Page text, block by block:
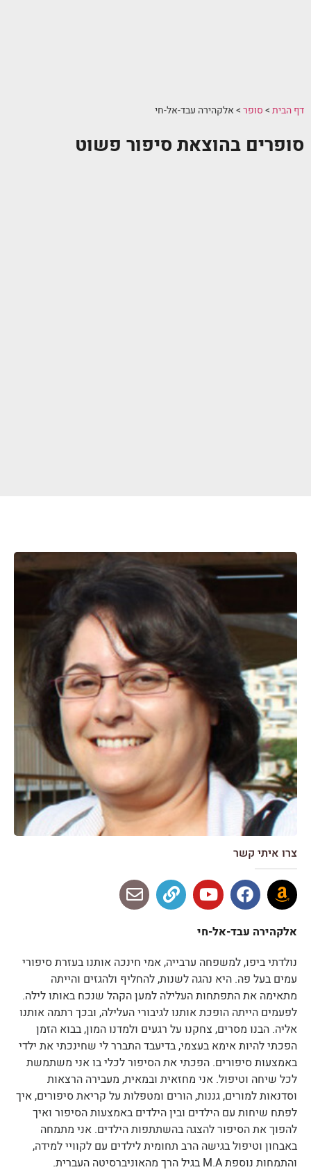
דף הבית > סופר > אלקהירה עבד-אל-חי
סופרים בהוצאת סיפור פשוט
צרו איתי קשר
אלקהירה עבד-אל-חי
נולדתי ביפו, למשפחה ערבייה, אמי חינכה אותנו בעזרת סיפורי
עמים בעל פה. היא נהגה לשנות, להחליף ולהגזים והייתה
מתאימה את התפתחות העלילה למען הקהל שנכח באותו לילה.
לפעמים הייתה הופכת אותנו לגיבורי העלילה, ובכך רתמה אותנו
אליה. הבנו מסרים, צחקנו על רגעים ולמדנו המון, בבוא הזמן
הפכתי להיות אימא בעצמי, בדיעבד התברר לי שחינכתי את ילדי
באמצעות סיפורים. הפכתי את הסיפור לכלי בו אני משתמשת
לכל שיחה וטיפול. אני מחזאית ובמאית, מעבירה הרצאות
וסדנאות למורים, גננות, הורים ומטפלות על קריאת סיפורים, איך
לפתח שיחות עם הילדים ובין הילדים באמצעות הסיפור ואיך
להפוך את הסיפור להצגה בהשתתפות הילדים. אני מתמחה
באבחון וטיפול בגישה הרב תחומית לילדים עם לקוויי למידה,
והתמחות נוספת M.A בגיל הרך מהאוניברסיטה העברית.